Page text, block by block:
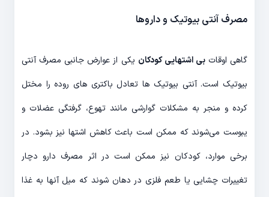
مصرف آنتی بیوتیک و داروها
گاهی اوقاتبی اشتهایی کودکان یکی از عوارض جانبی مصرف آنتی
بیوتیک است. آنتی بیوتیک ها تعادل باکتری های روده را مختل
کرده و منجر به مشکلات گوارشی مانند تهوع، گرفتگی عضلات و
یبوست می‌شوند که ممکن است باعث کاهش اشتها نیز بشود. در
برخی موارد، کودکان نیز ممکن است در اثر مصرف دارو دچار
تغییرات چشایی یا طعم فلزی در دهان شوند که میل آنها به غذا